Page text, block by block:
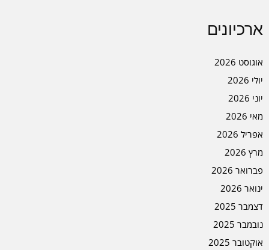
ארכיונים
אוגוסט 2026
יולי 2026
יוני 2026
מאי 2026
אפריל 2026
מרץ 2026
פברואר 2026
ינואר 2026
דצמבר 2025
נובמבר 2025
אוקטובר 2025